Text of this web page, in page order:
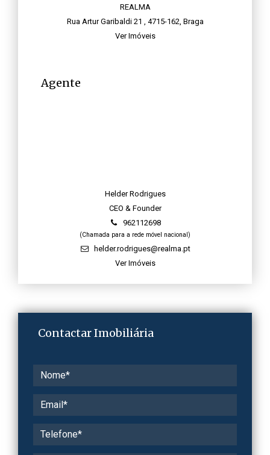
REALMA
Rua Artur Garibaldi 21 , 4715-162, Braga
Ver Imóveis
Agente
Helder Rodrigues
CEO & Founder
962112698
(Chamada para a rede móvel nacional)
helder.rodrigues@realma.pt
Ver Imóveis
Contactar Imobiliária